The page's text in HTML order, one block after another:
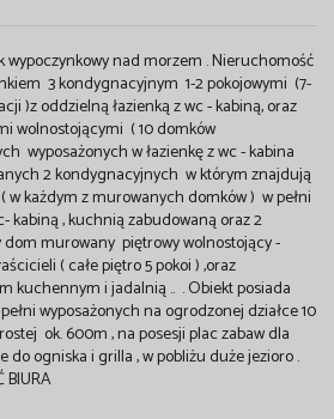
wypoczynkowy nad morzem . Nieruchomość
3 kondygnacyjnym 1-2 pokojowymi (7-
)z oddzielną łazienką z wc - kabiną, oraz
wolnostojącymi ( 10 domków
wyposażonych w łazienkę z wc - kabina
2 kondygnacyjnych w którym znajdują
każdym z murowanych domków ) w pełni
kabiną , kuchnią zabudowaną oraz 2
murowany piętrowy wolnostojący -
( całe piętro 5 pokoi ) ,oraz
kuchennym i jadalnią .. . Obiekt posiada
wyposażonych na ogrodzonej działce 10
ok. 600m , na posesji plac zabaw dla
do ogniska i grilla , w pobliżu duże jezioro .
BIURA